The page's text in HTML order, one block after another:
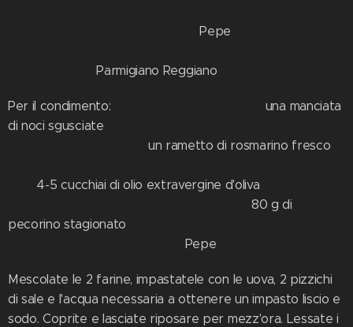
Pepe
Parmigiano Reggiano
Per il condimento: una manciata
di noci sgusciate
un rametto di rosmarino fresco
4-5 cucchiai di olio extravergine d'oliva
80 g di
pecorino stagionato
Pepe
Mescolate le 2 farine, impastatele con le uova, 2 pizzichi
di sale e l'acqua necessaria a ottenere un impasto liscio e
sodo. Coprite e lasciate riposare per mezz'ora. Lessate i